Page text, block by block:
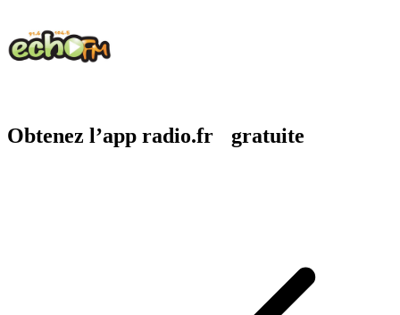
Obtenez l’app radio.fr gratuite